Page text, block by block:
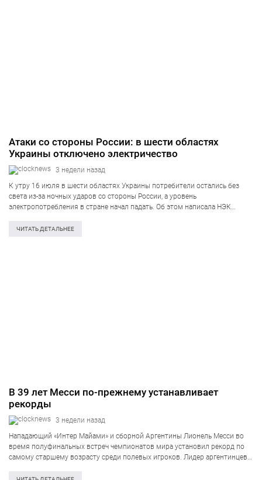
Атаки со стороны России: в шести областях
Украины отключено электричество
3 недели назад
К утру 16 июля в шести областях Украины потребители остались без
света из-за ночных ударов со стороны России, а уровень
электропотребления в стране начал падать. Об этом написала НЭК
использованием…
ЧИТАТЬ ДЕТАЛЬНЕЕ
В 39 лет Месси по-прежнему устанавливает
рекорды
3 недели назад
Нападающий «Интер Майами» и сборной Аргентины Лионель Месси во
время полуфинальных встреч чемпионатов мира установил рекорд по
самому старшему возрасту среди полевых игроков. Лидер аргентинцев в
сборной Англии. В…